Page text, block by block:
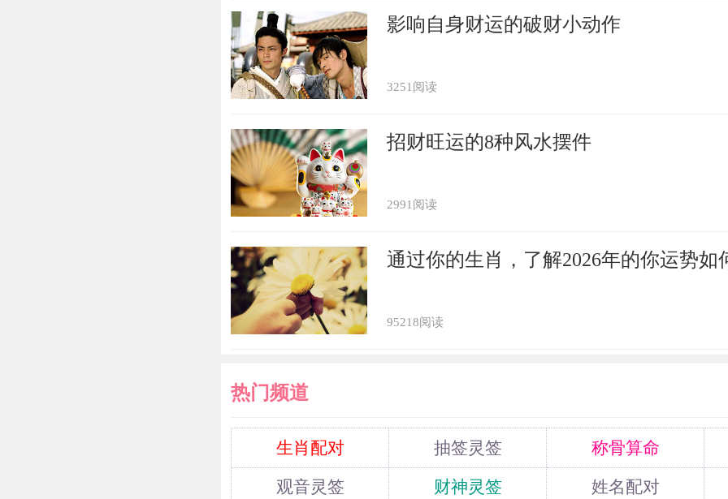
影响自身财运的破财小动作
3251阅读
招财旺运的8种风水摆件
2991阅读
通过你的生肖，了解2026年的你运势如
95218阅读
热门频道
生肖配对 抽签灵签
称骨算命
观音灵签
财神灵签
姓名配对